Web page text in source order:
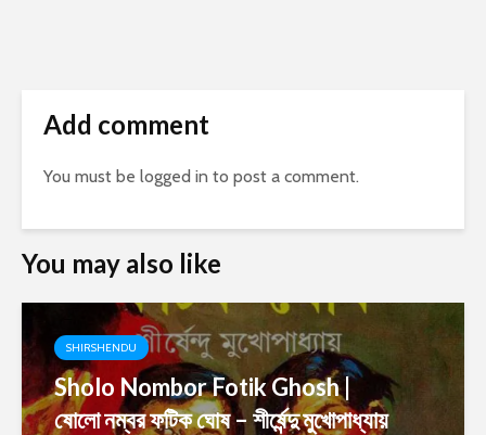
Add comment
You must be logged in to post a comment.
You may also like
SHIRSHENDU
Sholo Nombor Fotik Ghosh |
ষোলো নম্বর ফটিক ঘোষ – শীর্ষেন্দু মুখোপাধ্যায়